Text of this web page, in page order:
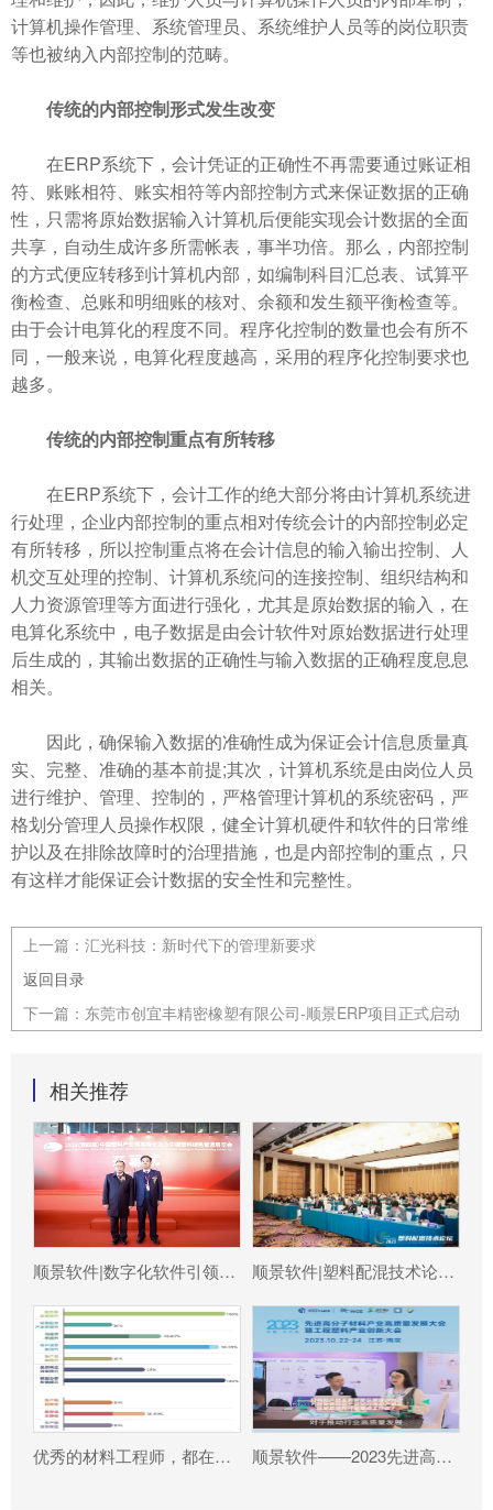
计算机操作管理、系统管理员、系统维护人员等的岗位职责
等也被纳入内部控制的范畴。
传统的内部控制形式发生改变
在ERP系统下，会计凭证的正确性不再需要通过账证相
符、账账相符、账实相符等内部控制方式来保证数据的正确
性，只需将原始数据输入计算机后便能实现会计数据的全面
共享，自动生成许多所需帐表，事半功倍。那么，内部控制
的方式便应转移到计算机内部，如编制科目汇总表、试算平
衡检查、总账和明细账的核对、余额和发生额平衡检查等。
由于会计电算化的程度不同。程序化控制的数量也会有所不
同，一般来说，电算化程度越高，采用的程序化控制要求也
越多。
传统的内部控制重点有所转移
在ERP系统下，会计工作的绝大部分将由计算机系统进
行处理，企业内部控制的重点相对传统会计的内部控制必定
有所转移，所以控制重点将在会计信息的输入输出控制、人
机交互处理的控制、计算机系统问的连接控制、组织结构和
人力资源管理等方面进行强化，尤其是原始数据的输入，在
电算化系统中，电子数据是由会计软件对原始数据进行处理
后生成的，其输出数据的正确性与输入数据的正确程度息息
相关。
因此，确保输入数据的准确性成为保证会计信息质量真
实、完整、准确的基本前提;其次，计算机系统是由岗位人员
进行维护、管理、控制的，严格管理计算机的系统密码，严
格划分管理人员操作权限，健全计算机硬件和软件的日常维
护以及在排除故障时的治理措施，也是内部控制的重点，只
有这样才能保证会计数据的安全性和完整性。
上一篇： 汇光科技：新时代下的管理新要求
返回目录
下一篇： 东莞市创宜丰精密橡塑有限公司-顺景ERP项目正式启动
相关推荐
顺景软件|数字化软件引领新材料产业绿色智造新篇章 顺景软件|塑料配混技术论坛上展示数字化的力量
优秀的材料工程师，都在跟这个新朋友打交道! 顺景软件——2023先进高分子材料产业高质量发展大会暨工程塑料产业创新大会